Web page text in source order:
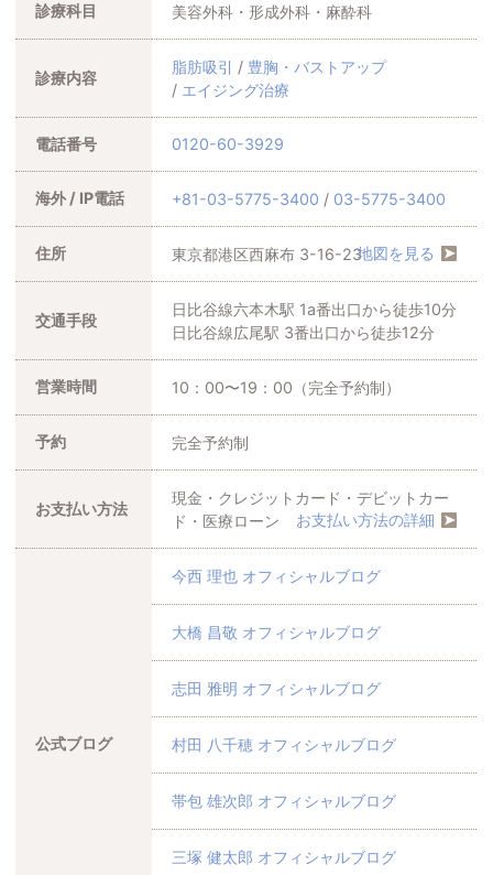
診療科目 美容外科・形成外科・麻酔科
診療内容
脂肪吸引
豊胸・バストアップ
エイジング治療
電話番号 0120-60-3929
海外 / IP電話 +81-03-5775-3400 03-5775-3400
住所 東京都港区西麻布 3-16-23地図を見る
交通手段
日比谷線六本木駅 1a番出口から徒歩10分
日比谷線広尾駅 3番出口から徒歩12分
営業時間 10：00〜19：00（完全予約制）
予約 完全予約制
お支払い方法
現金・クレジットカード・デビットカー
ド・医療ローン
お支払い方法の詳細
公式ブログ
今西 理也 オフィシャルブログ
大橋 昌敬 オフィシャルブログ
志田 雅明 オフィシャルブログ
村田 八千穂 オフィシャルブログ
帯包 雄次郎 オフィシャルブログ
三塚 健太郎 オフィシャルブログ